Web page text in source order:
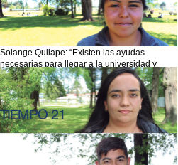
posibilidades"
Solange Quilape: “Existen las ayudas
necesarias para llegar a la universidad y
convertirse en profesional”
Yester Leiva Sánchez “En la UFRO he sentido
el apoyo y la comodidad que necesitaba”
TIEMPO 21